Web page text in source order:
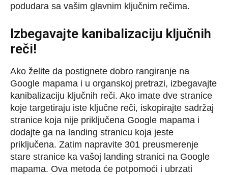
podudara sa vašim glavnim ključnim rečima.
Izbegavajte kanibalizaciju ključnih
reči!
Ako želite da postignete dobro rangiranje na
Google mapama i u organskoj pretrazi, izbegavajte
kanibalizaciju ključnih reči. Ako imate dve stranice
koje targetiraju iste ključne reči, iskopirajte sadržaj
stranice koja nije priključena Google mapama i
dodajte ga na landing stranicu koja jeste
priključena. Zatim napravite 301 preusmerenje
stare stranice ka vašoj landing stranici na Google
mapama. Ova metoda će potpomoći i ubrzati